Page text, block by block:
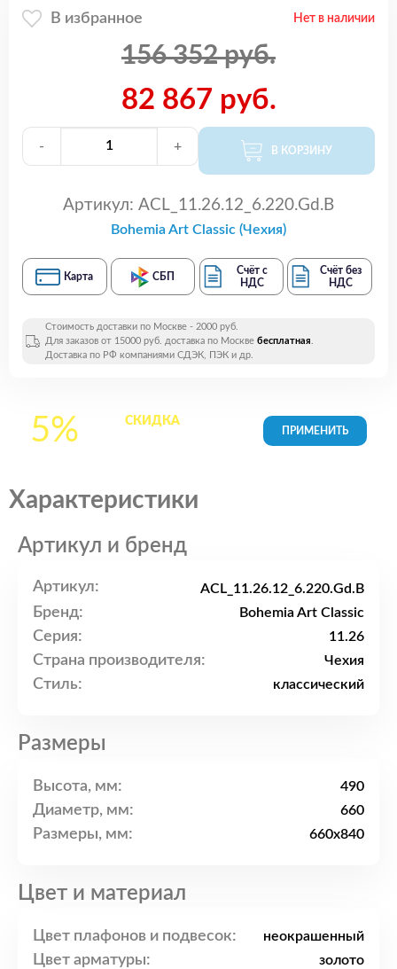
В избранное Нет в наличии
156 352 руб.
82 867 руб.
- + В КОРЗИНУ
Артикул: ACL_11.26.12_6.220.Gd.B
Bohemia Art Classic (Чехия)
Карта СБП
Счёт с
НДС
Счёт без
НДС
Стоимость доставки по Москве - 2000 руб.
Для заказов от 15000 руб. доставка по Москве бесплатная.
Доставка по РФ компаниями СДЭК, ПЭК и др.
5% СКИДКАна все
Характеристики
Артикул и бренд
Артикул: ACL_11.26.12_6.220.Gd.B
Бренд: Bohemia Art Classic
Серия: 11.26
Страна производителя: Чехия
Стиль: классический
Размеры
Высота, мм: 490
Диаметр, мм: 660
Размеры, мм: 660x840
Цвет и материал
Цвет плафонов и подвесок: неокрашенный
Цвет арматуры: золото